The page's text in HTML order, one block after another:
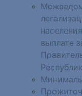
выплате